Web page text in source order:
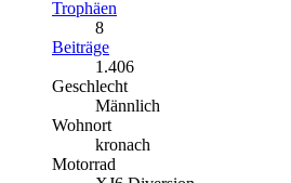
Trophäen
8
Beiträge
1.406
Geschlecht
Männlich
Wohnort
kronach
Motorrad